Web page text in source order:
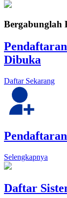
Bergabunglah
Dibuka
Daftar Sekarang
Selengkapnya
Daftar